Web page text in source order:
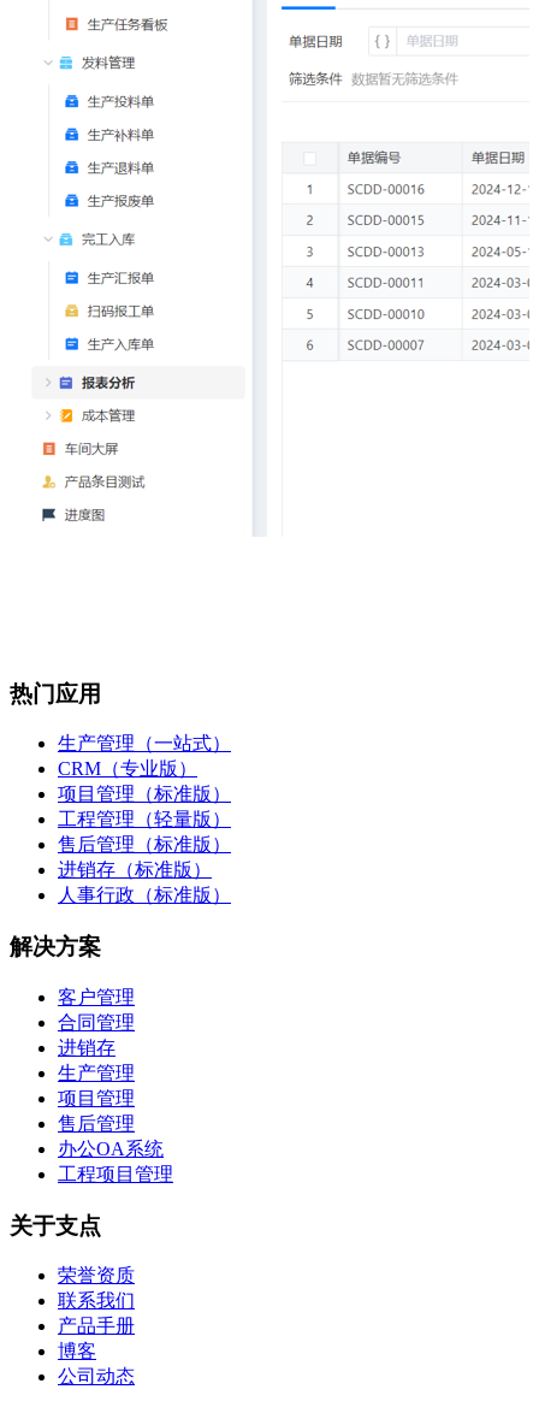
热门应用
生产管理（一站式）
CRM（专业版）
项目管理（标准版）
工程管理（轻量版）
售后管理（标准版）
进销存（标准版）
人事行政（标准版）
解决方案
客户管理
合同管理
进销存
生产管理
项目管理
售后管理
办公OA系统
工程项目管理
关于支点
荣誉资质
联系我们
产品手册
博客
公司动态